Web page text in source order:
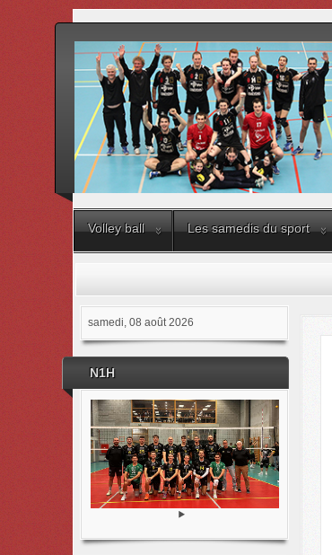
Volley ball Les samedis du sport
samedi, 08 août 2026
N1H